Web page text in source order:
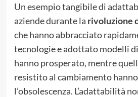
Un esempio tangibile di
aziende durante la rivoluzione
che hanno abbracciato
tecnologie e adottato modelli
hanno prosperato, mentre
resistito al cambiamento
l’obsolescenza. L’adattabilità